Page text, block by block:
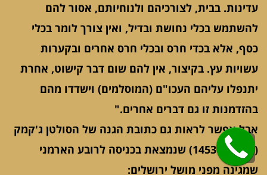
עדינות. בבית, לצורכיהם ולנוחיותם, אסור להם
להשתמש בכלי נחושת ובדיל, ואין צורך לומר בכלי
כסף, אלא בכדי חרס ובכלי חרס אחרים ובקערות
עשויות עץ. בקיצור, אין להם שום דבר קישוט, אחרת
יתנפלו עליהם העכו"ם (המוסלמים) וישדדו מהם
בהזדמנות זו גם דברים אחרים."
אבל אפשר לראות גם כתובת הגנה של הסולטן ג'קמק
( 1438 – 1453) שנמצאת בכניסה לרובע הארמני
שמגינה מפני מושל ירושלים:
גלילה
לראש